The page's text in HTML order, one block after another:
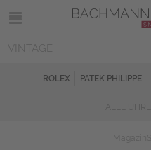
ROLEX PATEK PHILIPPE